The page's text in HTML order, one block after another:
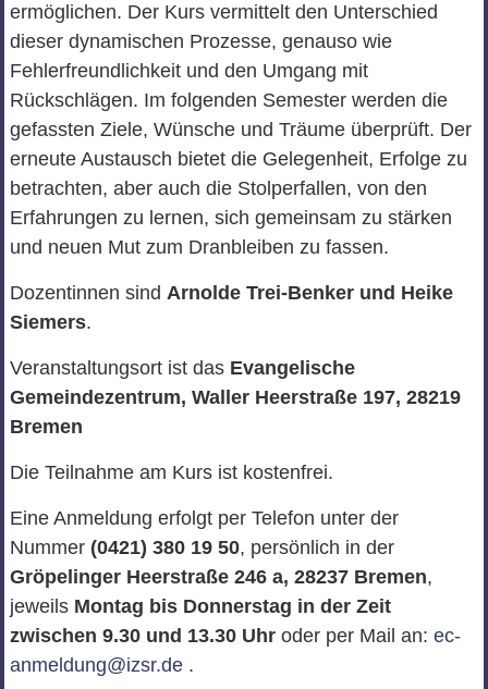
ermöglichen. Der Kurs vermittelt den Unterschied
dieser dynamischen Prozesse, genauso wie
Fehlerfreundlichkeit und den Umgang mit
Rückschlägen. Im folgenden Semester werden die
gefassten Ziele, Wünsche und Träume überprüft. Der
erneute Austausch bietet die Gelegenheit, Erfolge zu
betrachten, aber auch die Stolperfallen, von den
Erfahrungen zu lernen, sich gemeinsam zu stärken
und neuen Mut zum Dranbleiben zu fassen.
Dozentinnen sind Arnolde Trei-Benker und Heike
Siemers.
Veranstaltungsort ist dasEvangelische
Gemeindezentrum, Waller Heerstraße 197, 28219
Bremen
Die Teilnahme am Kurs ist kostenfrei.
Eine Anmeldung erfolgt per Telefon unter der
Nummer (0421) 380 19 50, persönlich in der
Gröpelinger Heerstraße 246 a, 28237 Bremen,
jeweils Montag bis Donnerstag in der Zeit
zwischen 9.30 und 13.30 Uhroder per Mail an: ec-
anmeldung@izsr.de.